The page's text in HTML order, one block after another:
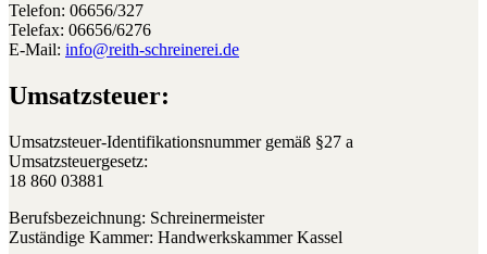
Telefon: 06656/327
Telefax: 06656/6276
E-Mail: info@reith-schreinerei.de
Umsatzsteuer:
Umsatzsteuer-Identifikationsnummer gemäß §27 a
Umsatzsteuergesetz:
18 860 03881
Berufsbezeichnung: Schreinermeister
Zuständige Kammer: Handwerkskammer Kassel